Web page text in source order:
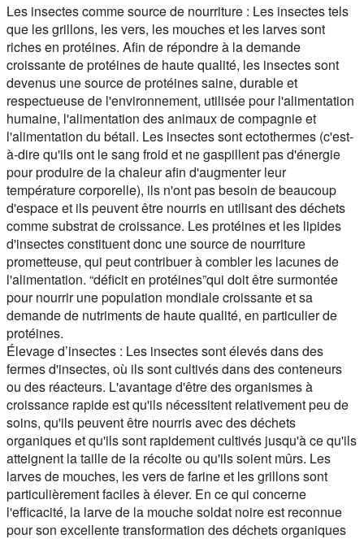
Les insectes comme source de nourriture : Les insectes tels
que les grillons, les vers, les mouches et les larves sont
riches en protéines. Afin de répondre à la demande
croissante de protéines de haute qualité, les insectes sont
devenus une source de protéines saine, durable et
respectueuse de l'environnement, utilisée pour l'alimentation
humaine, l'alimentation des animaux de compagnie et
l'alimentation du bétail. Les insectes sont ectothermes (c'est-
à-dire qu'ils ont le sang froid et ne gaspillent pas d'énergie
pour produire de la chaleur afin d'augmenter leur
température corporelle), ils n'ont pas besoin de beaucoup
d'espace et ils peuvent être nourris en utilisant des déchets
comme substrat de croissance. Les protéines et les lipides
d'insectes constituent donc une source de nourriture
prometteuse, qui peut contribuer à combler les lacunes de
l'alimentation. “déficit en protéines”qui doit être surmontée
pour nourrir une population mondiale croissante et sa
demande de nutriments de haute qualité, en particulier de
protéines.
Élevage d’insectes : Les insectes sont élevés dans des
fermes d'insectes, où ils sont cultivés dans des conteneurs
ou des réacteurs. L'avantage d'être des organismes à
croissance rapide est qu'ils nécessitent relativement peu de
soins, qu'ils peuvent être nourris avec des déchets
organiques et qu'ils sont rapidement cultivés jusqu'à ce qu'ils
atteignent la taille de la récolte ou qu'ils soient mûrs. Les
larves de mouches, les vers de farine et les grillons sont
particulièrement faciles à élever. En ce qui concerne
l'efficacité, la larve de la mouche soldat noire est reconnue
pour son excellente transformation des déchets organiques